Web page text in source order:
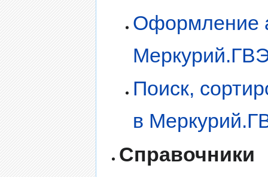
Оформление
Поиск,
в
Справочники